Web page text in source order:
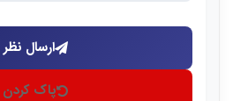
ارسال نظر
پاک کردن